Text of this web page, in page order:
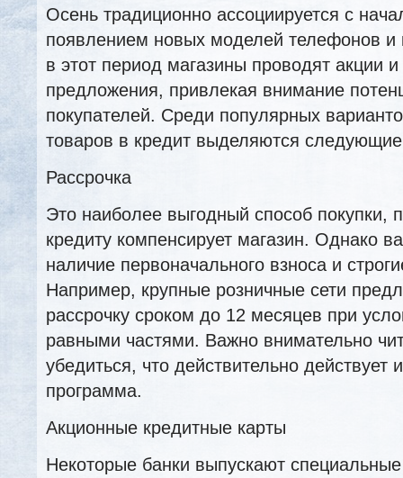
Осень традиционно ассоциируется с
появлением новых моделей телефонов
в этот период магазины проводят акции
предложения, привлекая внимание
покупателей. Среди популярных
товаров в кредит выделяются
Рассрочка
Это наиболее выгодный способ покупки,
кредиту компенсирует магазин. Однако
наличие первоначального взноса и
Например, крупные розничные сети
рассрочку сроком до 12 месяцев при
равными частями. Важно внимательно
убедиться, что действительно действует
программа.
Акционные кредитные карты
Некоторые банки выпускают